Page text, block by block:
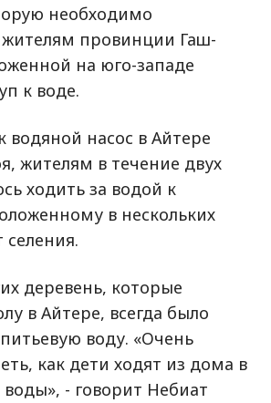
необходимо
жителям провинции Гаш-
на юго-западе
к воде.
водяной насос в Айтере
жителям в течение двух
ходить за водой к
в нескольких
селения.
деревень, которые
в Айтере, всегда было
воду. «Очень
как дети ходят из дома в
- говорит Небиат